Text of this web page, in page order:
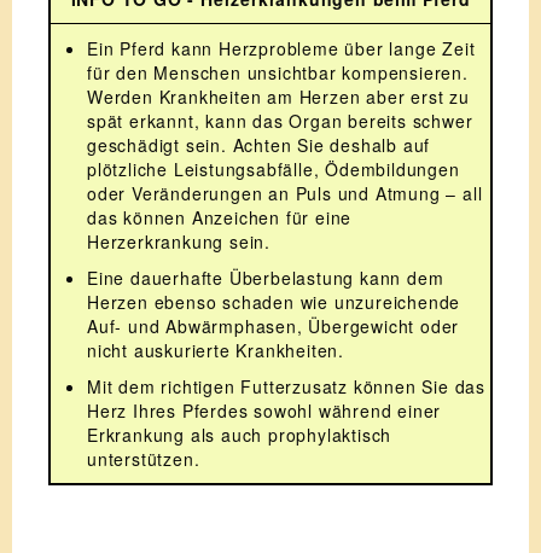
Ein Pferd kann Herzprobleme über lange Zeit
für den Menschen unsichtbar kompensieren.
Werden Krankheiten am Herzen aber erst zu
spät erkannt, kann das Organ bereits schwer
geschädigt sein. Achten Sie deshalb auf
plötzliche Leistungsabfälle, Ödembildungen
oder Veränderungen an Puls und Atmung – all
das können Anzeichen für eine
Herzerkrankung sein.
Eine dauerhafte Überbelastung kann dem
Herzen ebenso schaden wie unzureichende
Auf- und Abwärmphasen, Übergewicht oder
nicht auskurierte Krankheiten.
Mit dem richtigen Futterzusatz können Sie das
Herz Ihres Pferdes sowohl während einer
Erkrankung als auch prophylaktisch
unterstützen.